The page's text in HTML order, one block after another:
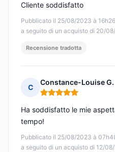
Pubblicato il 25/08/2023 à 16h26
a seguito di un acquisto di 20/
Cliente soddisfatto
Recensione tradotta
C
Constance-Louise G.
Nota: 5 su 5
Pubblicato il 25/08/2023 à
a seguito di un acquisto di 12/
Ha soddisfatto le mie
tempo!